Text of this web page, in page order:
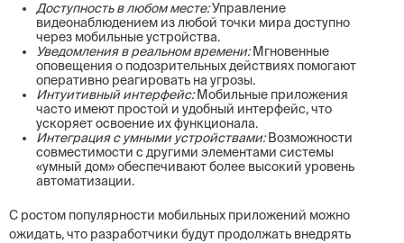
Доступность в любом месте:Управление
видеонаблюдением из любой точки мира доступно
через мобильные устройства.
Уведомления в реальном времени:Мгновенные
оповещения о подозрительных действиях помогают
оперативно реагировать на угрозы.
Интуитивный интерфейс:Мобильные приложения
часто имеют простой и удобный интерфейс, что
ускоряет освоение их функционала.
Интеграция с умными устройствами:Возможности
совместимости с другими элементами системы
«умный дом» обеспечивают более высокий уровень
автоматизации.
С ростом популярности мобильных приложений можно
ожидать, что разработчики будут продолжать внедрять